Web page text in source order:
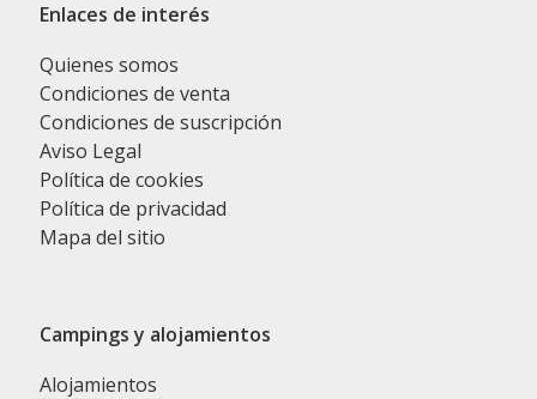
Enlaces de interés
Quienes somos
Condiciones de venta
Condiciones de suscripción
Aviso Legal
Política de cookies
Política de privacidad
Mapa del sitio
Campings y alojamientos
Alojamientos